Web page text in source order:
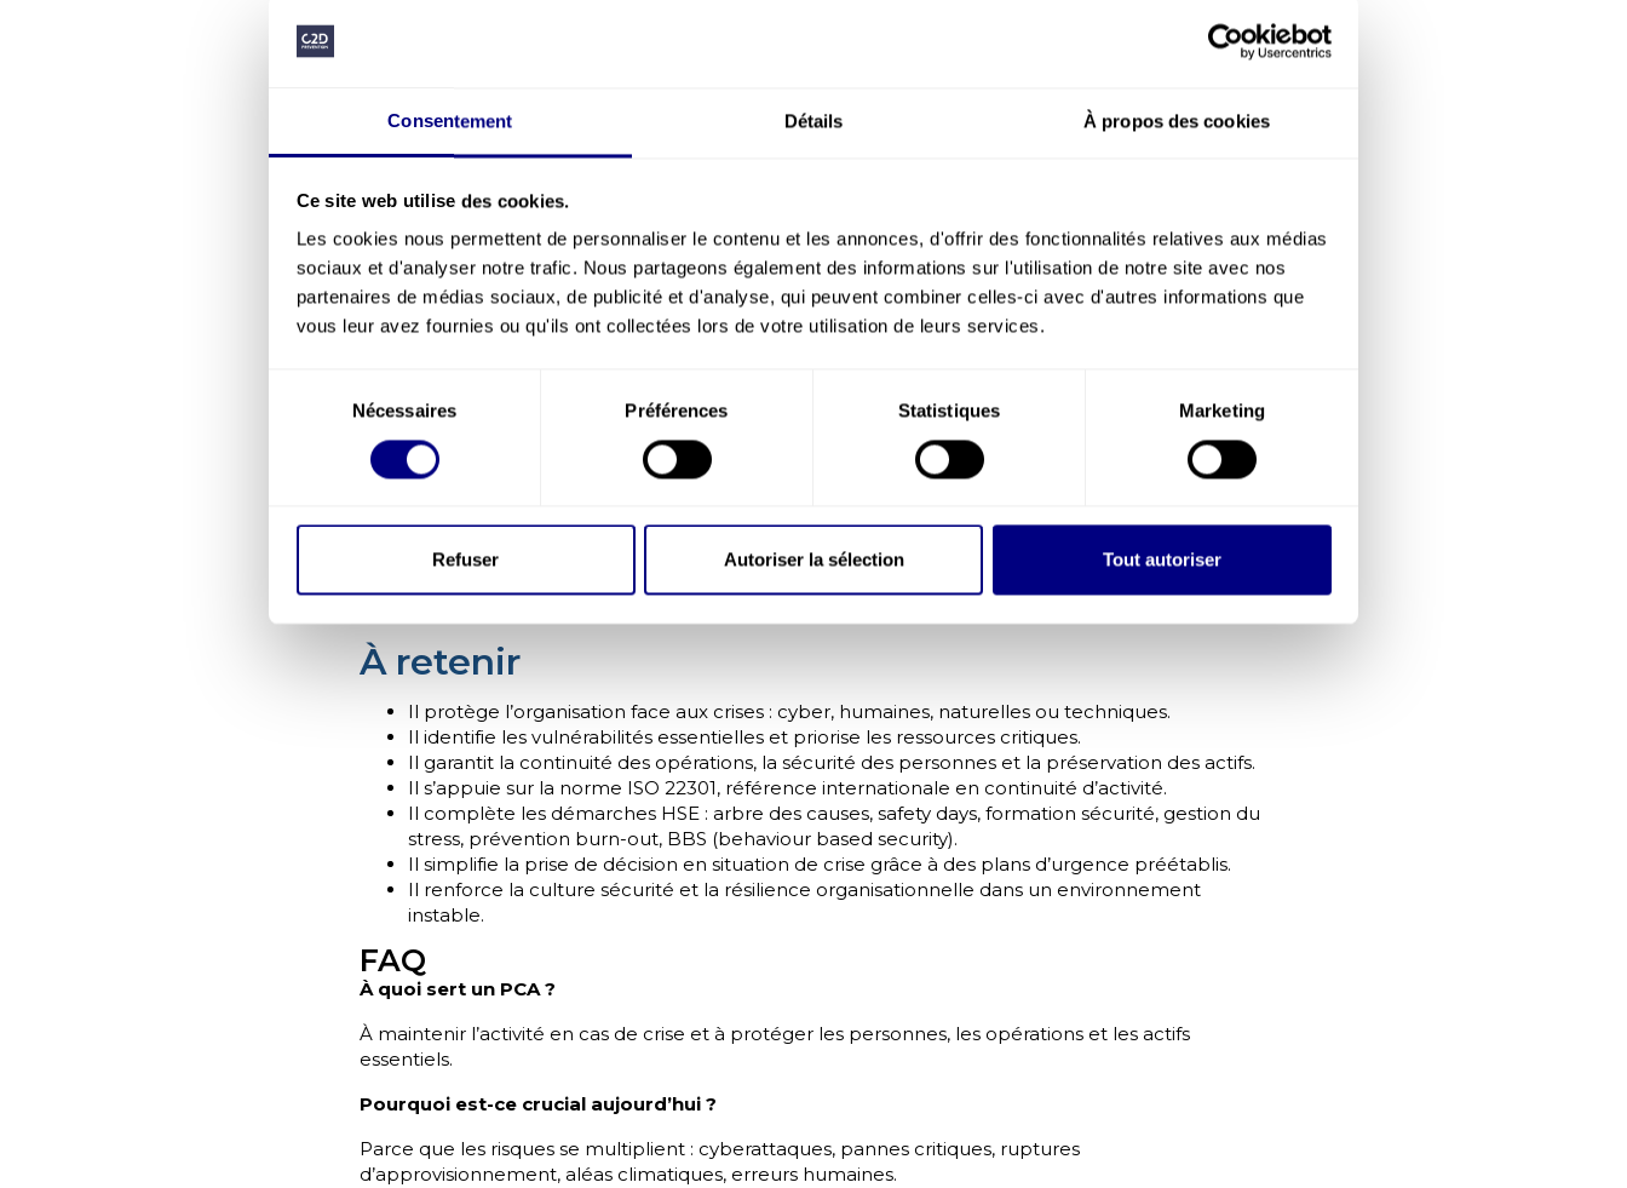
Consentement Détails À propos des cookies
Ce site web utilise des cookies.
Les cookies nous permettent de personnaliser le contenu et les annonces, d'offrir des fonctionnalités relatives aux médias
sociaux et d'analyser notre trafic. Nous partageons également des informations sur l'utilisation de notre site avec nos
partenaires de médias sociaux, de publicité et d'analyse, qui peuvent combiner celles-ci avec d'autres informations que
vous leur avez fournies ou qu'ils ont collectées lors de votre utilisation de leurs services.
consentement
Nécessaires Préférences Statistiques Marketing
Refuser Autoriser la sélection Tout autoriser
: l’élaboration des procédures opérationnelles robustes, des
techniques et l’abologement.
: valider la pertinence et la performance du PCA, ajuster les
dispositifs en fonction des retours d’expérience, et la renforcer la préparation des équipes.
Intégrer dans le PCA des modules de
stress,behaviour-based safetyou prévention desaccidents du travailaméliore
significativement la préparation des équipes.
Conclusion
Le PCA, intégré dans une démarche de gestion des risques, apparaît comme un engagement
mise en œuvre est un unateur individuel clé dans un environnement multipolaire et incertain.
Notre apport :
C2D Preventionaccompagne les organisations dans la mise en place d’un PCA fiable, cohérent et
À retenir
Il protège l’organisation face aux crises : cyber, humaines, naturelles ou techniques.
Il identifie les vulnérabilités essentielles et priorise les ressources critiques.
Il garantit la continuité des opérations, la sécurité des personnes et la préservation des actifs.
Il s’appuie sur la norme ISO 22301, référence internationale en continuité d’activité.
Il complète les démarches HSE : arbre des causes, safety days, formation sécurité, gestion du
stress, prévention burn-out, BBS (behaviour based security).
Il simplifie la prise de décision en situation de crise grâce à des plans d’urgence préétablis.
Il renforce la culture sécurité et la résilience organisationnelle dans un environnement
instable.
FAQ
À quoi sert un PCA ?
À maintenir l’activité en cas de crise et à protéger les personnes, les opérations et les actifs
essentiels.
Pourquoi est-ce crucial aujourd’hui ?
Parce que les risques se multiplient : cyberattaques, pannes critiques, ruptures
d’approvisionnement, aléas climatiques, erreurs humaines.